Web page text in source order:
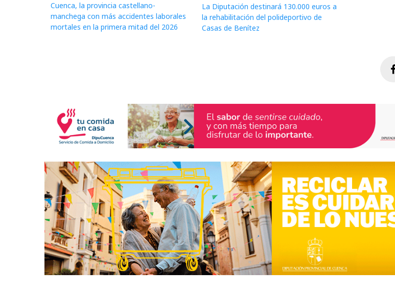
Cuenca, la provincia castellano-
manchega con más accidentes laborales
mortales en la primera mitad del 2026
La Diputación destinará 130.000 euros a
la rehabilitación del polideportivo de
Casas de Benítez